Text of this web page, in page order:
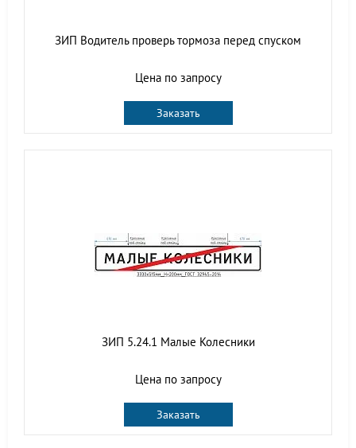
ЗИП Водитель проверь тормоза перед спуском
Цена по запросу
Заказать
ЗИП 5.24.1 Малые Колесники
Цена по запросу
Заказать